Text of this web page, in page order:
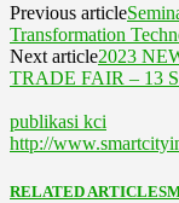
Previous article
Transformation
Next article2023
TRADE FAIR – 13
publikasi kci
http://
RELATED ARTICLES